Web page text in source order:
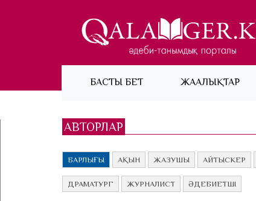
БАСТЫ БЕТ(current) ЖАҢАЛЫҚТАР
АВТОРЛАР
БАРЛЫҒЫ АҚЫН ЖАЗУШЫ АЙТЫСКЕР
ДРАМАТУРГ ЖУРНАЛИСТ ӘДЕБИЕТШІ